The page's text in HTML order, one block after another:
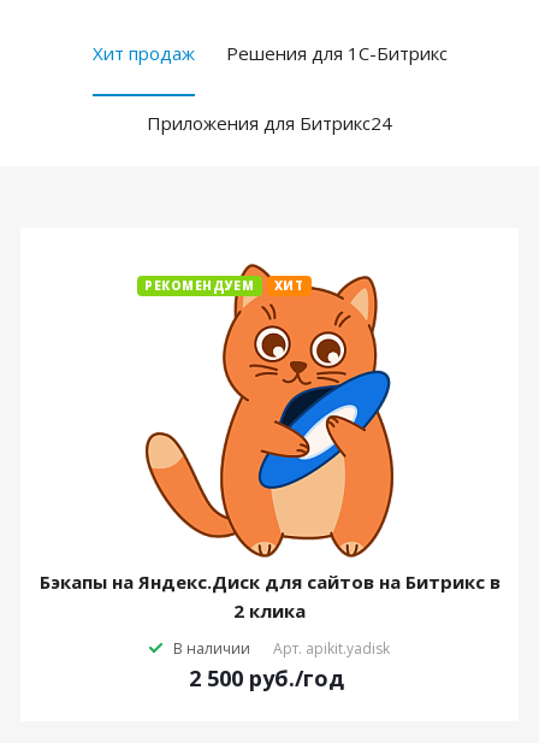
Хит продаж Решения для 1С-Битрикс
Приложения для Битрикс24
РЕКОМЕНДУЕМ ХИТ
Бэкапы на Яндекс.Диск для сайтов на Битрикс в
2 клика
В наличии Арт. apikit.yadisk
2 500 руб./год